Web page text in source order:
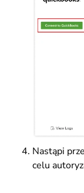
Nastąpi
celu